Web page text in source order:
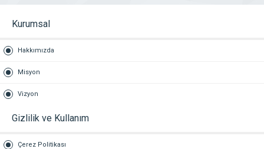
Kurumsal
Hakkımızda
Misyon
Vizyon
Gizlilik ve Kullanım
Çerez Politikası